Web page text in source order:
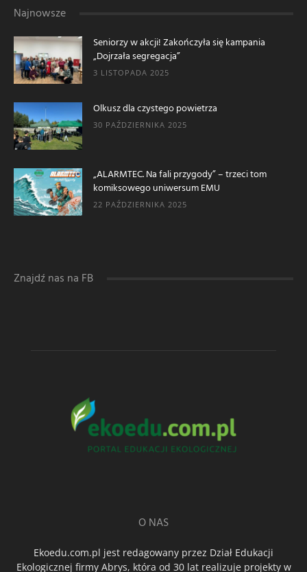
Najnowsze
Seniorzy w akcji! Zakończyła się kampania
„Dojrzała segregacja”
3 LISTOPADA 2025
Olkusz dla czystego powietrza
30 PAŹDZIERNIKA 2025
„ALARMTEC. Na fali przygody” – trzeci tom
komiksowego uniwersum EMU
22 PAŹDZIERNIKA 2025
Znajdź nas na FB
O NAS
Ekoedu.com.pl jest redagowany przez Dział Edukacji
Ekologicznej firmy Abrys, która od 30 lat realizuje projekty w